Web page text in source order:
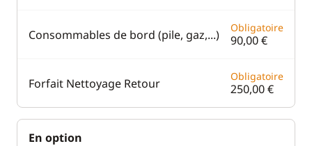
Consommables de bord (pile, gaz,...) Obligatoire
90,00 €
Forfait Nettoyage Retour Obligatoire
250,00 €
En option